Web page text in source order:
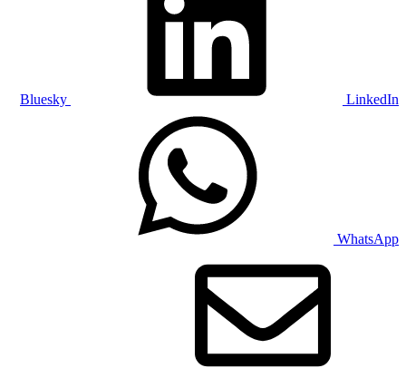
Bluesky LinkedIn
WhatsApp